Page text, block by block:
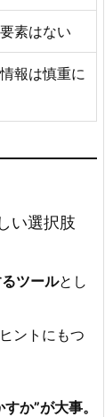
素はない
報は慎重に
い選択肢
ツールとし
ントにもつ
か”が大事。